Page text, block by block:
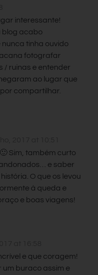
interessante!
blog acabo
tinha ouvido
fotografar
/ ruinas e entender
ao lugar que
compartilhar.
Sim, também curto
e saber
O que os levou
à queda e
e boas viagens!
e que coragem!
um buraco assim e